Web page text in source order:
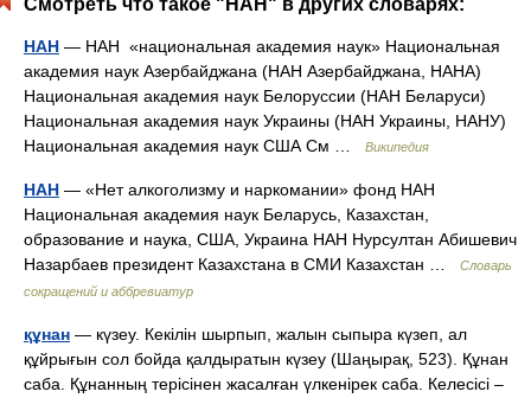
Смотреть что такое "НАН" в других словарях:
НАН — НАН «национальная академия наук» Национальная
академия наук Азербайджана (НАН Азербайджана, НАНА)
Национальная академия наук Белоруссии (НАН Беларуси)
Национальная академия наук Украины (НАН Украины, НАНУ)
Национальная академия наук США См …
Википедия
НАН — «Нет алкоголизму и наркомании» фонд НАН
Национальная академия наук Беларусь, Казахстан,
образование и наука, США, Украина НАН Нурсултан Абишевич
Назарбаев президент Казахстана в СМИ Казахстан …
Словарь
сокращений и аббревиатур
құнан — күзеу. Кекілін шырпып, жалын сыпыра күзеп, ал
құйрығын сол бойда қалдыратын күзеу (Шаңырақ, 523). Құнан
саба. Құнанның терісінен жасалған үлкенірек саба. Келесісі –